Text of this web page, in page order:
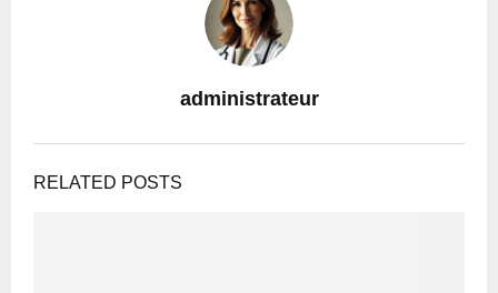
administrateur
RELATED POSTS